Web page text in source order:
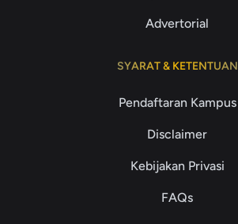
Advertorial
SYARAT & KETENTUAN
Pendaftaran Kampus
Disclaimer
Kebijakan Privasi
FAQs